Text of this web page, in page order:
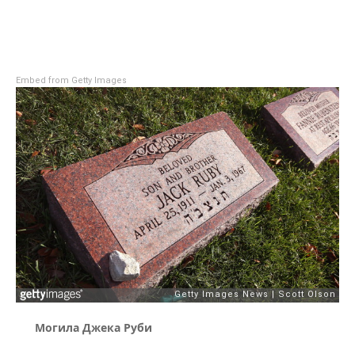
Embed from Getty Images
Могила Джека Руби